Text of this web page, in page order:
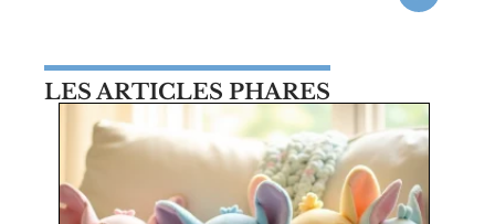
LES ARTICLES PHARES